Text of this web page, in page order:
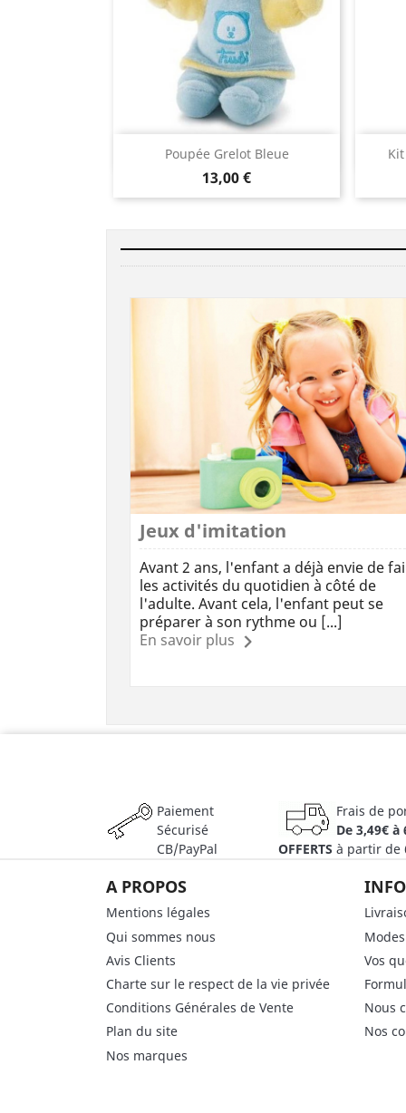
Poupée Grelot Bleue
13,00 €
Aperçu rapide
Jeux d'imitation
Avant 2 ans, l'enfant a déjà envie de
les activités du quotidien à côté de
l'adulte. Avant cela, l'enfant peut se
préparer à son rythme ou [...]
En savoir plus
Paiement
Sécurisé
CB/PayPal
Frais de
De 3,49€ à
OFFERTS à partir de
A PROPOS
Mentions légales
Qui sommes nous
Avis Clients
Charte sur le respect de la vie privée
Conditions Générales de Vente
Plan du site
Nos marques
Vos
Nous
Nos